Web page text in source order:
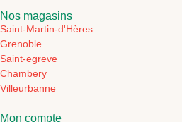
Nos magasins
Saint-Martin-d'Hères
Grenoble
Saint-egreve
Chambery
Villeurbanne
Mon compte